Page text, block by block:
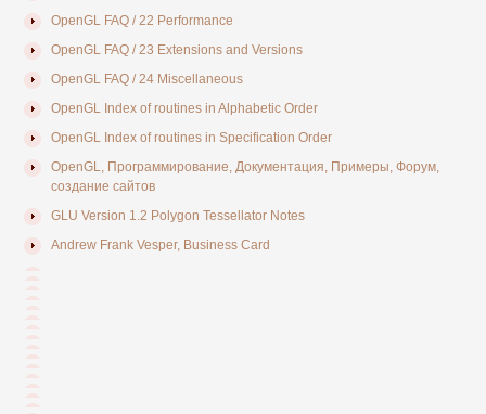
OpenGL FAQ / 22 Performance
OpenGL FAQ / 23 Extensions and Versions
OpenGL FAQ / 24 Miscellaneous
OpenGL Index of routines in Alphabetic Order
OpenGL Index of routines in Specification Order
OpenGL, Программирование, Документация, Примеры, Форум,
создание сайтов
GLU Version 1.2 Polygon Tessellator Notes
Andrew Frank Vesper, Business Card